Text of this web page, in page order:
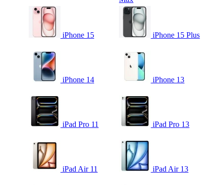
iPhone 15 iPhone 15 Plus
iPhone 14 iPhone 13
iPad Pro 11 iPad Pro 13
iPad Air 11 iPad Air 13